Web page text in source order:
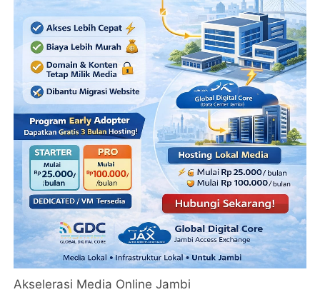
Akselerasi Media Online Jambi